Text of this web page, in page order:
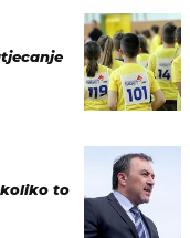
koliko to